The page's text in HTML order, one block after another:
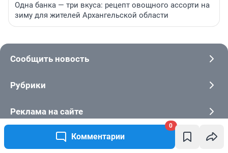
Комментарии
0
Одна банка — три вкуса: рецепт овощного ассорти на
зиму для жителей Архангельской области
Сообщить новость
Рубрики
Реклама на сайте
О компании